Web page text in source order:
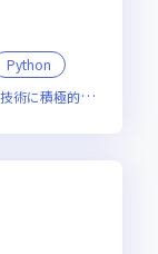
Python
術に積極的